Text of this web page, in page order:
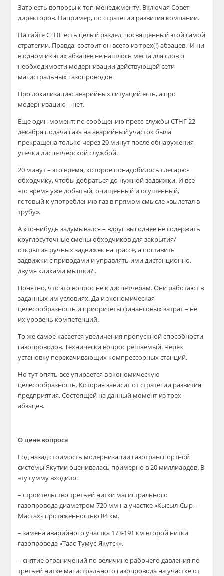
Зато есть вопросы к топ-менеджменту. Включая Совет
директоров. Например, по стратегии развития компании.
На сайте СТНГ есть целый раздел, посвященный этой самой
стратегии. Правда, состоит он всего из трех(!) абзацев. И ни
в одном из этих абзацев не нашлось места для слов о
необходимости модернизации действующей сети
магистральных газопроводов.
Про локализацию аварийных ситуаций есть, а про
модернизацию – нет.
Еще один момент: по сообщению пресс-службы СТНГ 22
декабря подача газа на аварийный участок была
прекращена только через 20 минут после обнаружения
утечки диспетчерской службой.
20 минут – это время, которое понадобилось слесарю-
обходчику, чтобы добраться до нужной задвижки. И все
это время уже добытый, очищенный и осушенный,
готовый к употреблению газ в прямом смысле «вылетал в
трубу».
А кто-нибудь задумывался – вдруг выгоднее не содержать
круглосуточные смены обходчиков для закрытия/
открытия ручных задвижек на трассе, а поставить
задвижки с приводами и управлять ими дистанционно,
двумя кликами мышки?..
Понятно, что это вопрос не к диспетчерам. Они работают в
заданных им условиях. Да и экономическая
целесообразность и приоритеты финансовых затрат – не
их уровень компетенций.
То же самое касается увеличения пропускной способности
газопроводов. Технически вопрос решаемый. Через
установку перекачивающих компрессорных станций.
Но тут опять все упирается в экономическую
целесообразность. Которая зависит от стратегии развития
предприятия. Состоящей на данный момент из трех
абзацев.
О цене вопроса
Год назад стоимость модернизации газотранспортной
системы Якутии оценивалась примерно в 20 миллиардов. В
эту сумму входило:
– строительство третьей нитки магистрального
газопровода диаметром 720 мм на участке «Кысыл-Сыр –
Мастах» протяженностью 84 км.
– замена аварийного участка 173-191 км второй нитки
газопровода «Таас-Тумус-Якутск».
– снятие ограничений по величине рабочего давления по
третьей нитке магистрального газопровода на участке от